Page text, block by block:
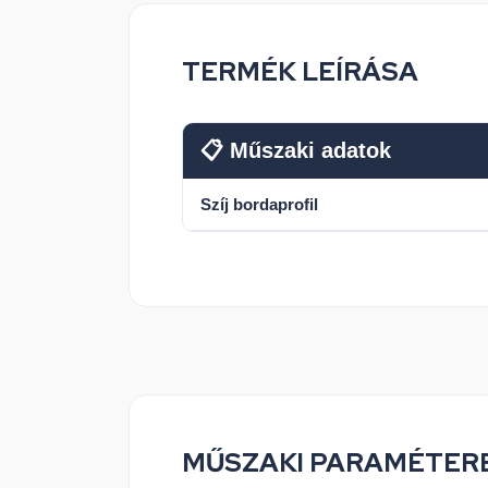
TERMÉK LEÍRÁSA
📋 Műszaki adatok
Szíj bordaprofil
MŰSZAKI